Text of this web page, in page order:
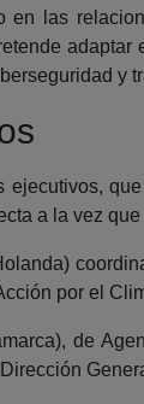
en las
y
a la vez
por el
de